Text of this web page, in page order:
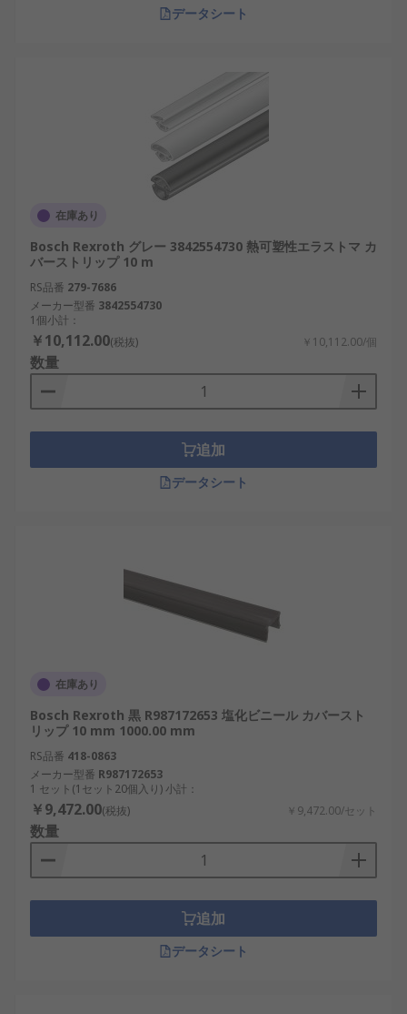
データシート
在庫あり
Bosch Rexroth グレー 3842554730 熱可塑性エラストマ カ
バーストリップ 10 m
RS品番 279-7686
メーカー型番 3842554730
1個小計：
￥10,112.00(税抜) ￥10,112.00/個
数量
追加
データシート
在庫あり
Bosch Rexroth 黒 R987172653 塩化ビニール カバースト
リップ 10 mm 1000.00 mm
RS品番 418-0863
メーカー型番 R987172653
1 セット(1セット20個入り) 小計：
￥9,472.00(税抜) ￥9,472.00/セット
数量
追加
データシート